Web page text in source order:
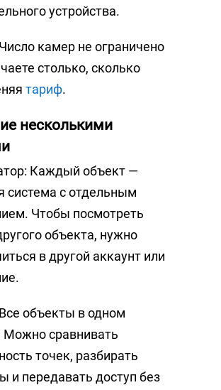
устройства.
столько, сколько
тариф.
несколькими
система с отдельным
Чтобы посмотреть
объекта, нужно
в другой аккаунт или
Можно сравнивать
точек, разбирать
и передавать доступ без